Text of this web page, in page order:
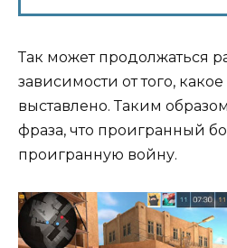
Так может продолжаться
зависимости от того,
выставлено. Таким
фраза, что проигранный
проигранную войну.